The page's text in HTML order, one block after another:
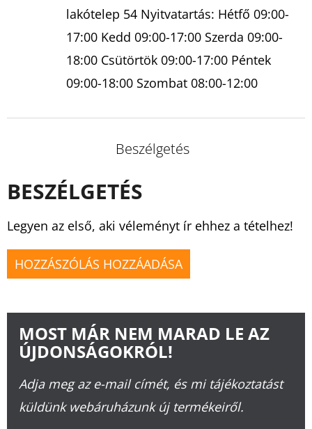
lakótelep 54 Nyitvatartás: Hétfő 09:00-
17:00 Kedd 09:00-17:00 Szerda 09:00-
18:00 Csütörtök 09:00-17:00 Péntek
09:00-18:00 Szombat 08:00-12:00
Beszélgetés
BESZÉLGETÉS
Legyen az első, aki véleményt ír ehhez a tételhez!
HOZZÁSZÓLÁS HOZZÁADÁSA
MOST MÁR NEM MARAD LE AZ
ÚJDONSÁGOKRÓL!
Adja meg az e-mail címét, és mi tájékoztatást
küldünk webáruházunk új termékeiről.